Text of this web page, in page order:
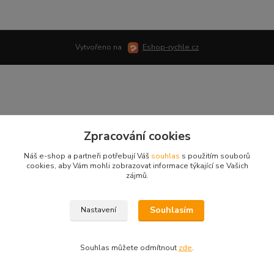
Vytvořeno na Eshop-rychle.cz
Zpracování cookies
Náš e-shop a partneři potřebují Váš souhlas s použitím souborů
cookies, aby Vám mohli zobrazovat informace týkající se Vašich
zájmů.
Nastavení Souhlasím
Souhlas můžete odmítnout zde.